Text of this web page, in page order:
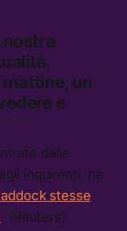
nostra
un
e
dalle
inquirenti, ha
stesse
. (Reuters)